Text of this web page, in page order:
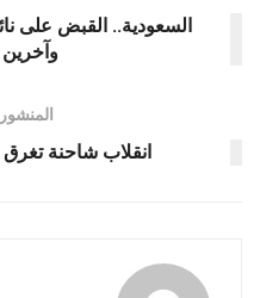
السعودية.. القبض على
وآخرين
المنشور
انقلاب شاحنة